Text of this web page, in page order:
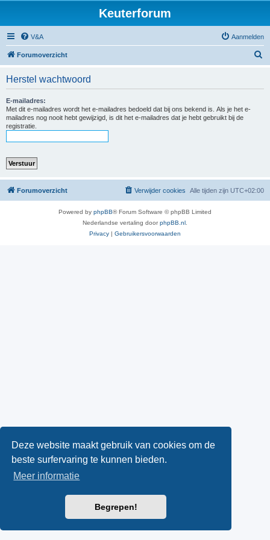
Deze website maakt gebruik van cookies om de
beste surfervaring te kunnen bieden.
Meer informatie
Begrepen!
Keuterforum
V&A Aanmelden
Forumoverzicht
Herstel wachtwoord
E-mailadres:
Met dit e-mailadres wordt het e-mailadres bedoeld dat bij ons bekend is. Als je het e-
mailadres nog nooit hebt gewijzigd, is dit het e-mailadres dat je hebt gebruikt bij de
registratie.
Forumoverzicht Alle tijden zijn UTC+02:00
Verwijder cookies
Powered by phpBB® Forum Software © phpBB Limited
Nederlandse vertaling doorphpBB.nl
Privacy | Gebruikersvoorwaarden